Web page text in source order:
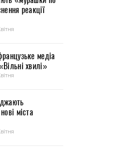
реакції
медіа
хвилі»
міста